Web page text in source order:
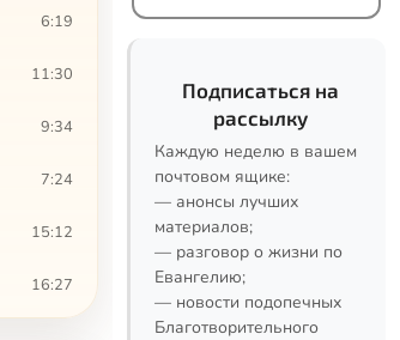
6:19
11:30
9:34
7:24
15:12
16:27
Подписаться на
рассылку
Каждую неделю в вашем
почтовом ящике:
— анонсы лучших
материалов;
— разговор о жизни по
Евангелию;
— новости подопечных
Благотворительного